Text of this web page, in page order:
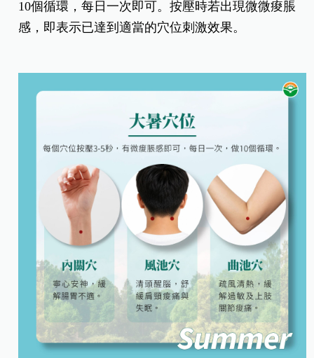
10個循環，每日一次即可。按壓時若出現微微痠脹
感，即表示已達到適當的穴位刺激效果。